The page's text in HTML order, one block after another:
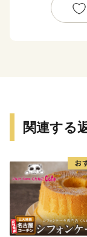
町時代には、
躍により、扇
ベッドタウン
た商工業、豊
実した都市機
地域の中心都
川越市は、「
関連する